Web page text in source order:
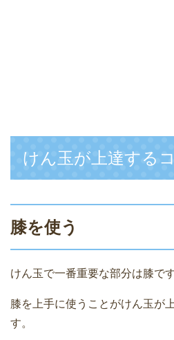
けん玉が上達する
膝を使う
けん玉で一番重要な部分は膝です
膝を上手に使うことがけん玉が
す。